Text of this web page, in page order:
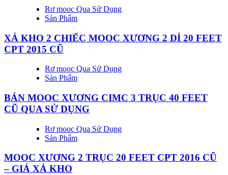
Rơ mooc Qua Sử Dụng
Sản Phẩm
XẢ KHO 2 CHIẾC MOOC XƯƠNG 2 DÍ 20 FEET
CPT 2015 CŨ
Rơ mooc Qua Sử Dụng
Sản Phẩm
BÁN MOOC XƯƠNG CIMC 3 TRỤC 40 FEET
CŨ QUA SỬ DỤNG
Rơ mooc Qua Sử Dụng
Sản Phẩm
MOOC XƯƠNG 2 TRỤC 20 FEET CPT 2016 CŨ
– GIÁ XẢ KHO